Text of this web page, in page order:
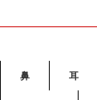
鼻 耳